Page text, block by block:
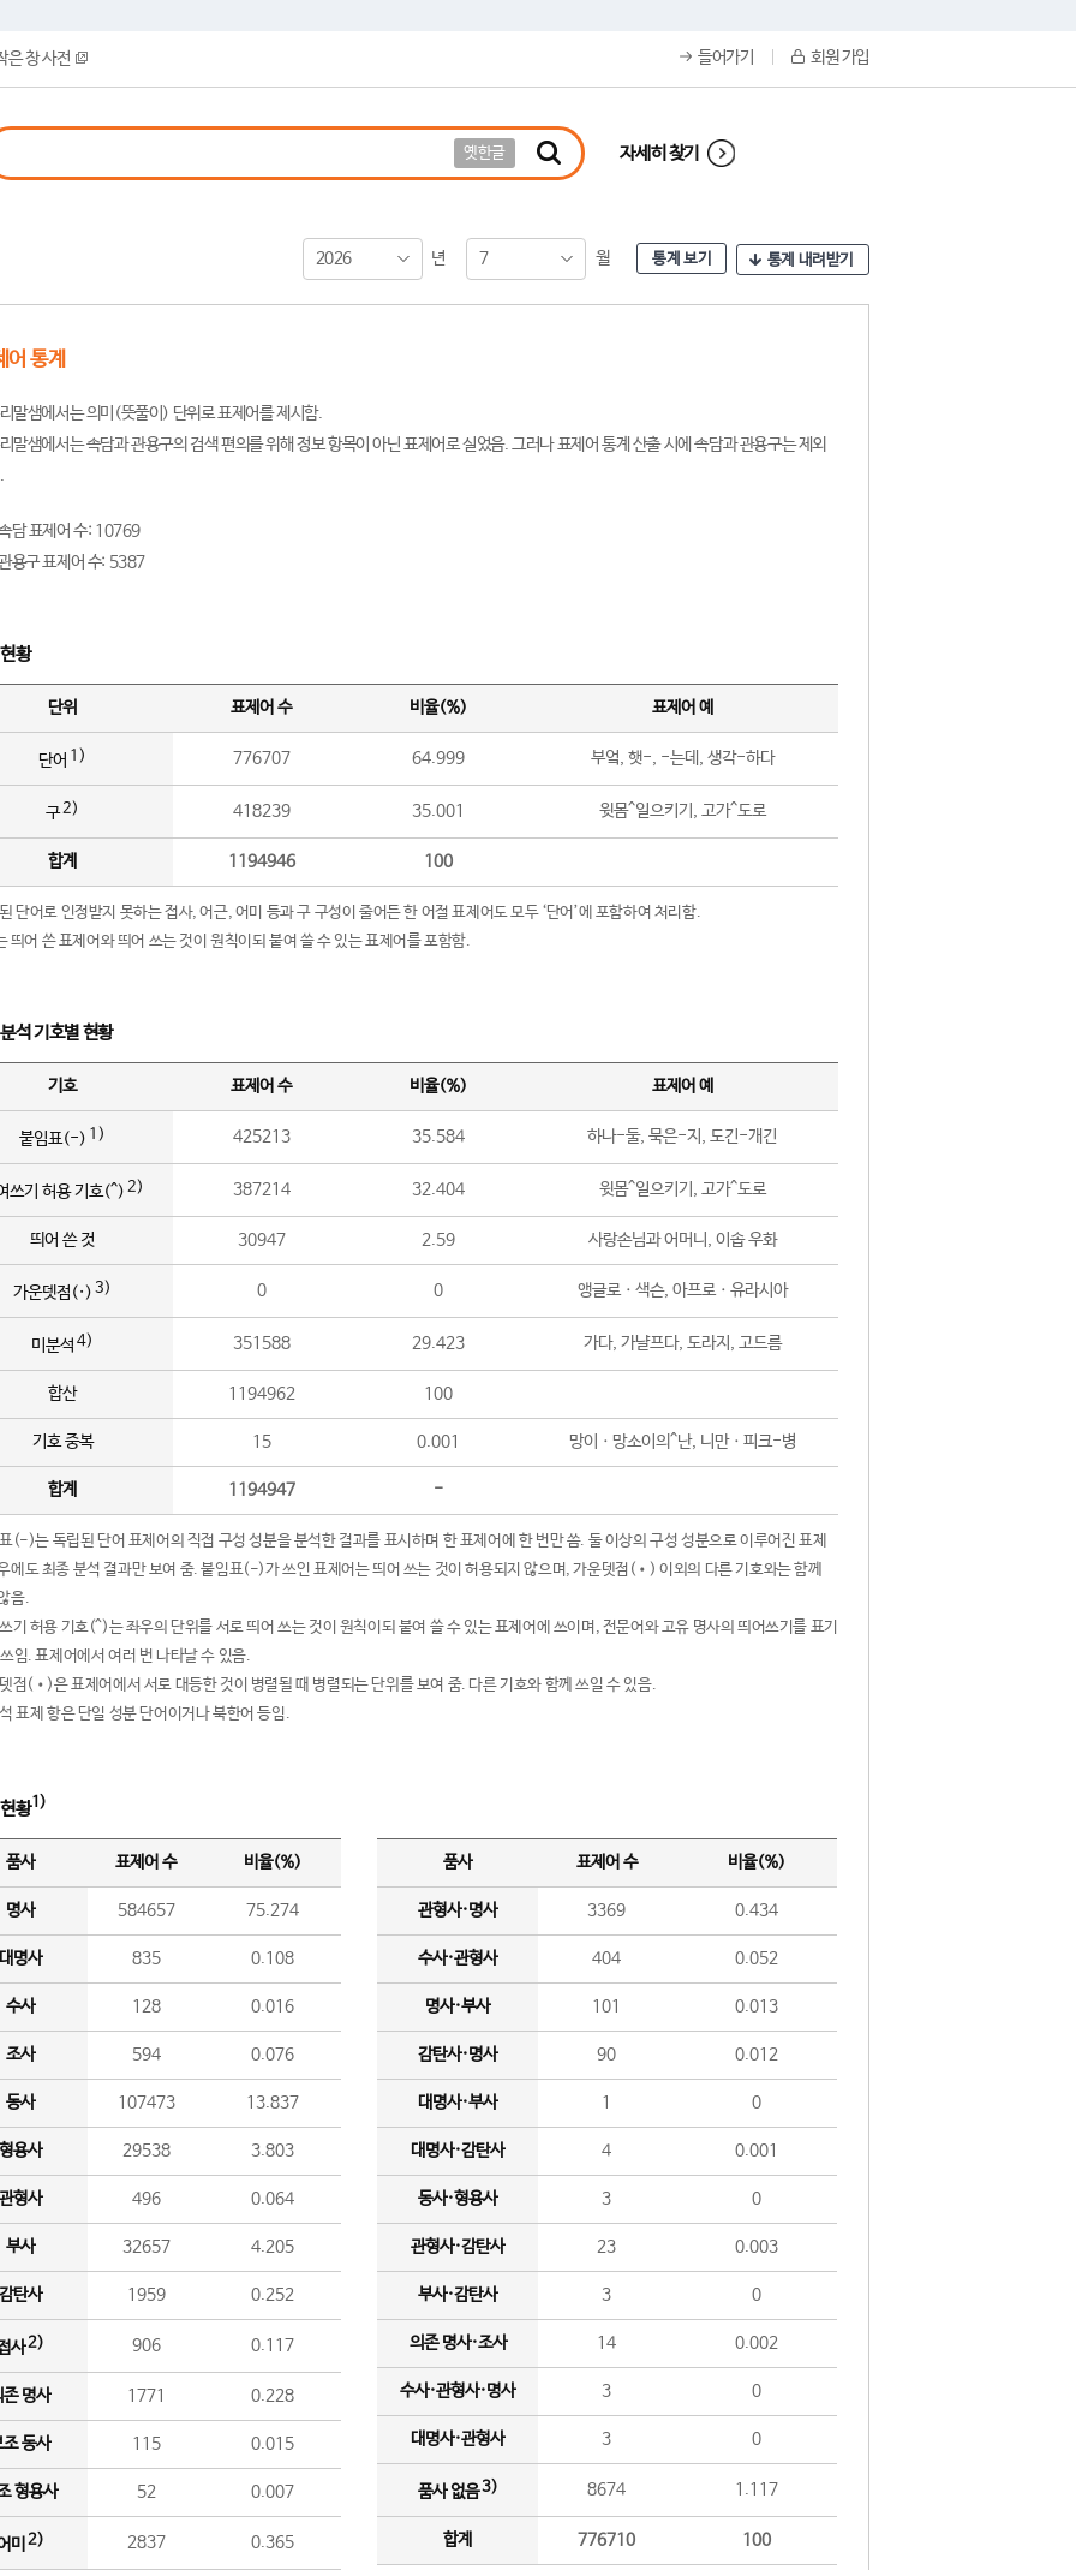
은 창 사전 들어가기 회원 가입
옛한글 자세히 찾기
2026 년 7 월 통계 보기 통계 내려받기
어 통계
말샘에서는 의미(뜻풀이) 단위로 표제어를 제시함.
말샘에서는 속담과 관용구의 검색 편의를 위해 정보 항목이 아닌 표제어로 실었음. 그러나 표제어 통계 산출 시에 속담과 관용구는 제외
담 표제어 수: 10769
용구 표제어 수: 5387
황
단위 표제어 수 비율(%) 표제어 예
단어 1) 776707 64.999 부엌, 햇-, -는데, 생각-하다
구2) 418239 35.001 윗몸^일으키기, 고가^도로
합계 1194946 100
단어로 인정받지 못하는 접사, 어근, 어미 등과 구 구성이 줄어든 한 어절 표제어도 모두 ‘단어’에 포함하여 처리함.
띄어 쓴 표제어와 띄어 쓰는 것이 원칙이되 붙여 쓸 수 있는 표제어를 포함함.
석 기호별 현황
기호 표제어 수 비율(%) 표제어 예
붙임표(-) 1) 425213 35.584 하나-둘, 묵은-지, 도긴-개긴
쓰기 허용 기호(^) 2) 387214 32.404 윗몸^일으키기, 고가^도로
띄어 쓴 것 30947 2.59 사랑손님과 어머니, 이솝 우화
가운뎃점(·) 3) 0 0 앵글로ㆍ색슨, 아프로ㆍ유라시아
미분석 4) 351588 29.423 가다, 가냘프다, 도라지, 고드름
합산 1194962 100
기호 중복 15 0.001 망이ㆍ망소이의^난, 니만ㆍ피크-병
합계 1194947 -
(-)는 독립된 단어 표제어의 직접 구성 성분을 분석한 결과를 표시하며 한 표제어에 한 번만 씀. 둘 이상의 구성 성분으로 이루어진 표제
에도 최종 분석 결과만 보여 줌. 붙임표(-)가 쓰인 표제어는 띄어 쓰는 것이 허용되지 않으며, 가운뎃점(•) 이외의 다른 기호와는 함께
음.
기 허용 기호(^)는 좌우의 단위를 서로 띄어 쓰는 것이 원칙이되 붙여 쓸 수 있는 표제어에 쓰이며, 전문어와 고유 명사의 띄어쓰기를 표기
임. 표제어에서 여러 번 나타날 수 있음.
점(•)은 표제어에서 서로 대등한 것이 병렬될 때 병렬되는 단위를 보여 줌. 다른 기호와 함께 쓰일 수 있음.
표제 항은 단일 성분 단어이거나 북한어 등임.
황1)
품사 표제어 수 비율(%)
명사 584657 75.274
명사 835 0.108
수사 128 0.016
조사 594 0.076
동사 107473 13.837
용사 29538 3.803
형사 496 0.064
부사 32657 4.205
탄사 1959 0.252
사2) 906 0.117
존 명사 1771 0.228
조 동사 115 0.015
형용사 52 0.007
미 2) 2837 0.365
품사 표제어 수 비율(%)
관형사·명사 3369 0.434
수사·관형사 404 0.052
명사·부사 101 0.013
감탄사·명사 90 0.012
대명사·부사 1 0
대명사·감탄사 4 0.001
동사·형용사 3 0
관형사·감탄사 23 0.003
부사·감탄사 3 0
의존 명사·조사 14 0.002
수사·관형사·명사 3 0
대명사·관형사 3 0
품사 없음3) 8674 1.117
합계 776710 100